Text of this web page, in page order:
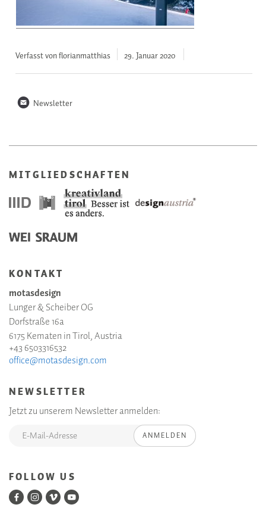
Verfasst von florianmatthias 29. Januar2020
n Newsletter
MITGLIEDSCHAFTEN
KONTAKT
motasdesign
Lunger & Scheiber OG
Dorfstraße 16a
6175 Kematen in Tirol, Austria
+43 6503316532
office@motasdesign.com
NEWSLETTER
Jetzt zu unserem Newsletter anmelden:
ANMELDEN
FOLLOW US